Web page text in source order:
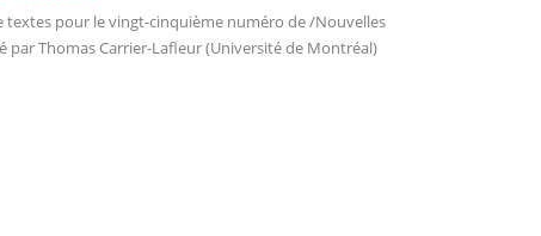
textes pour le vingt-cinquième numéro de /Nouvelles
par Thomas Carrier-Lafleur (Université de Montréal)